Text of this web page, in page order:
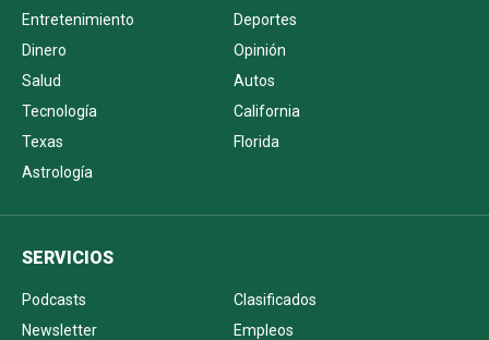
Entretenimiento
Deportes
Dinero
Opinión
Salud
Autos
Tecnología
California
Texas
Florida
Astrología
SERVICIOS
Podcasts
Clasificados
Newsletter
Empleos